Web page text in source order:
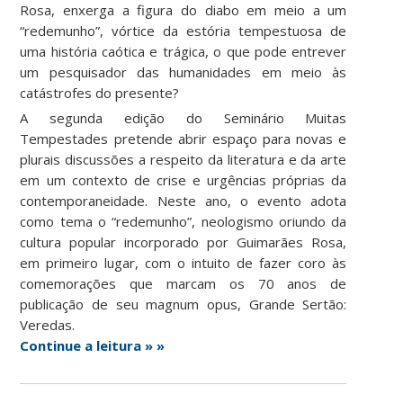
Rosa, enxerga a figura do diabo em meio a um
“redemunho”, vórtice da estória tempestuosa de
uma história caótica e trágica, o que pode entrever
um pesquisador das humanidades em meio às
catástrofes do presente?
A segunda edição do Seminário Muitas
Tempestades pretende abrir espaço para novas e
plurais discussões a respeito da literatura e da arte
em um contexto de crise e urgências próprias da
contemporaneidade. Neste ano, o evento adota
como tema o “redemunho”, neologismo oriundo da
cultura popular incorporado por Guimarães Rosa,
em primeiro lugar, com o intuito de fazer coro às
comemorações que marcam os 70 anos de
publicação de seu magnum opus, Grande Sertão:
Veredas.
Continue a leitura » »